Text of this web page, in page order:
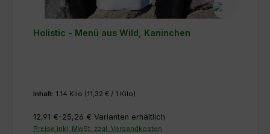
Holistic - Menü aus Wild, Kaninchen
Inhalt: 1.14 Kilo (11,32 € / 1 Kilo)
12,91 €-25,26 € Varianten erhältlich
Preise inkl. MwSt. zzgl. Versandkosten